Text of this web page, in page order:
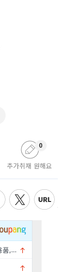
추가취재 원해요
0